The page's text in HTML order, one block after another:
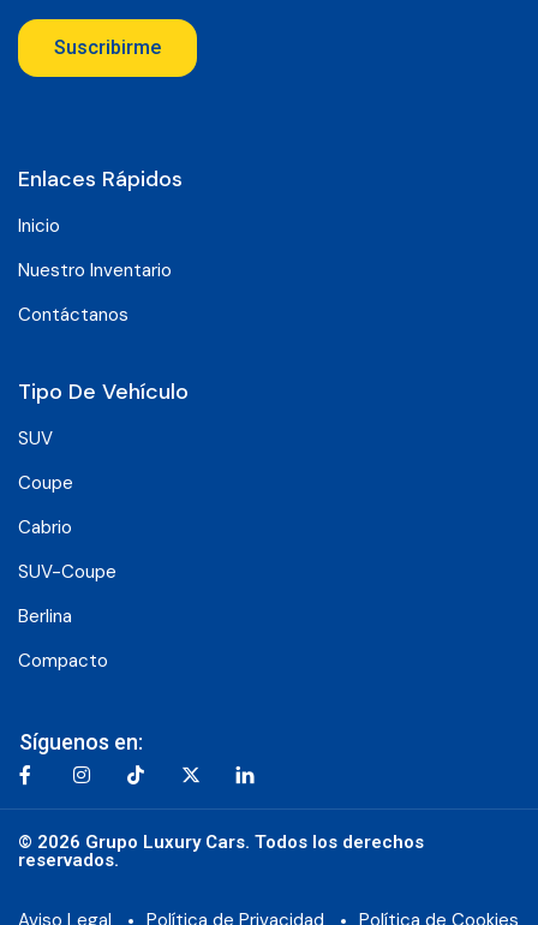
Suscribirme
Enlaces Rápidos
Inicio
Nuestro Inventario
Contáctanos
Tipo De Vehículo
SUV
Coupe
Cabrio
SUV-Coupe
Berlina
Compacto
Síguenos en:
© 2026 Grupo Luxury Cars. Todos los derechos
reservados.